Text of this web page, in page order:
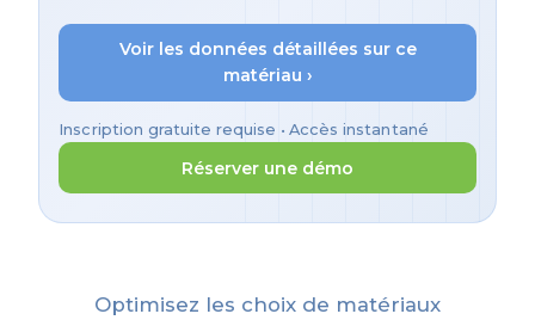
Voir les données détaillées sur ce
matériau ›
Inscription gratuite requise • Accès instantané
Réserver une démo
Optimisez les choix de matériaux